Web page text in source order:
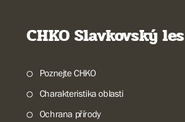
CHKO Slavkovský les
Poznejte CHKO
Charakteristika oblasti
Ochrana přírody